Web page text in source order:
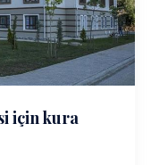
için kura